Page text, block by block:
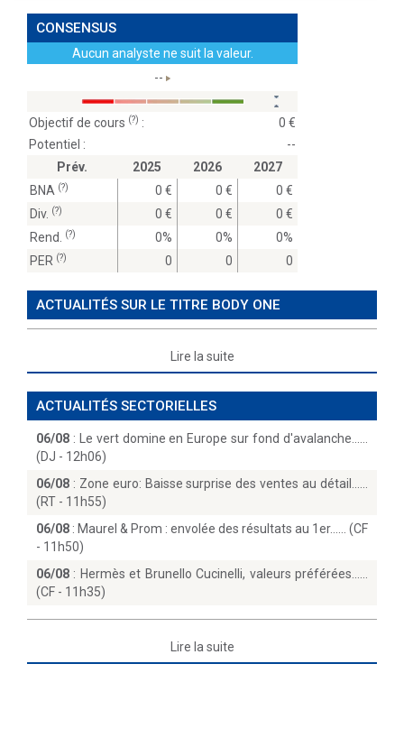
CONSENSUS
Aucun analyste ne suit la valeur.
--
Objectif de cours (?) :
0
Potentiel :
--
Prév.
2025 2026
2027
BNA (?) 0 0
0
Div. (?) 0 0
0
Rend.
(?) 0% 0%
0%
PER (?) 0 0 0
ACTUALITÉS SUR LE TITRE BODY ONE
Lire la suite
ACTUALITÉS SECTORIELLES
06/08 :
Le vert domine en Europe sur fond d'avalanche...
(DJ - 12h06)
06/08 : Zone euro: Baisse surprise des ventes au détail...
(RT - 11h55)
06/08 : Maurel & Prom : envolée des résultats au 1er...… (CF
- 11h50)
06/08 : Hermès et Brunello Cucinelli, valeurs préférées...
(CF - 11h35)
Lire la suite